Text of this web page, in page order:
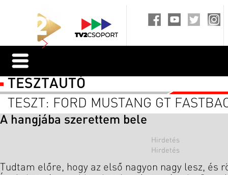
TESZTAUTÓ
TESZT: FORD MUSTANG GT
A hangjába szerettem bele
Tudtam előre, hogy az első nagyon nagy lesz, és